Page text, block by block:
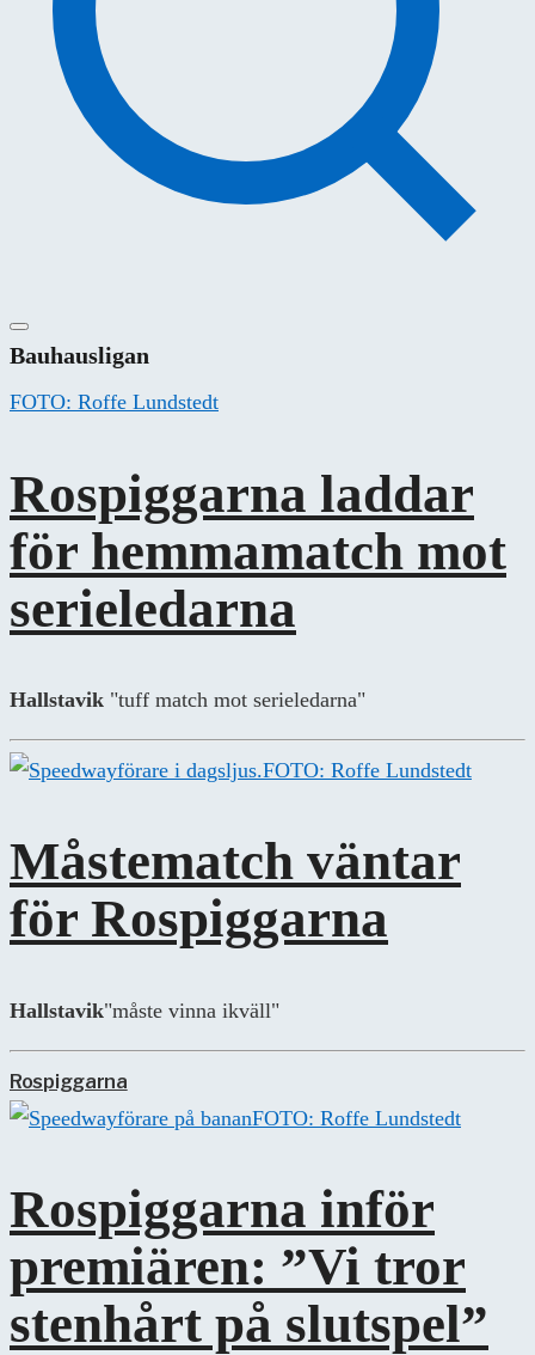
Bauhausligan
FOTO: Roffe Lundstedt
Rospiggarna laddar
för hemmamatch mot
serieledarna
Hallstavik "tuff match mot serieledarna"
FOTO: Roffe Lundstedt
Måstematch väntar
för Rospiggarna
Hallstavik"måste vinna ikväll"
Rospiggarna
FOTO: Roffe Lundstedt
Rospiggarna inför
premiären: ”Vi tror
stenhårt på slutspel”